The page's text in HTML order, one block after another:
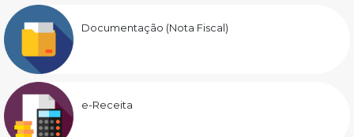
Documentação (Nota Fiscal)
e-Receita